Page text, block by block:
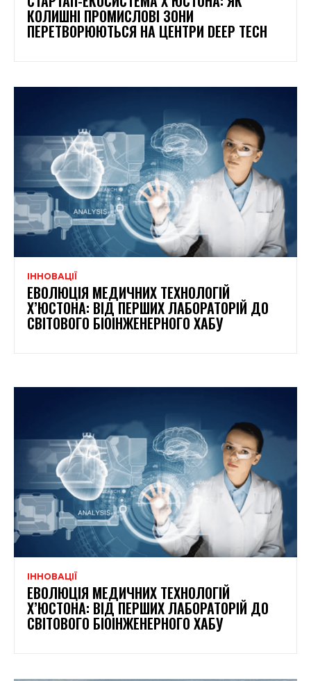
КОЛИШНІ ПРОМИСЛОВІ ЗОНИ
ПЕРЕТВОРЮЮТЬСЯ НА ЦЕНТРИ DEEP TECH
ІННОВАЦІЇ
ЕВОЛЮЦІЯ МЕДИЧНИХ ТЕХНОЛОГІЙ
Х’ЮСТОНА: ВІД ПЕРШИХ ЛАБОРАТОРІЙ ДО
СВІТОВОГО БІОІНЖЕНЕРНОГО ХАБУ
ІННОВАЦІЇ
ЕВОЛЮЦІЯ МЕДИЧНИХ ТЕХНОЛОГІЙ
Х’ЮСТОНА: ВІД ПЕРШИХ ЛАБОРАТОРІЙ ДО
СВІТОВОГО БІОІНЖЕНЕРНОГО ХАБУ